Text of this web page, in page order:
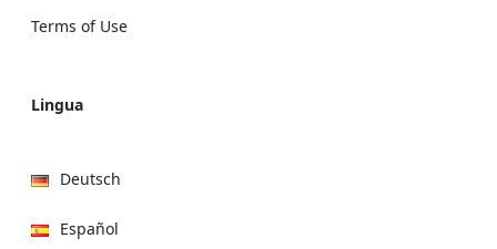
Terms of Use
Lingua
Deutsch
Español